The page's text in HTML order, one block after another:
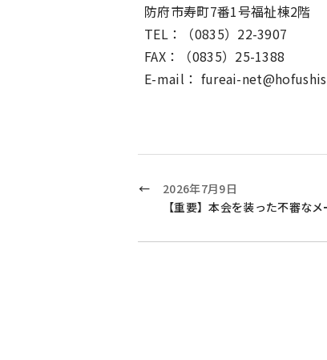
防府市寿町7番1号福祉棟2階
TEL：（0835）22-3907
FAX：（0835）25-1388
E-mail： fureai-
2026年7月9日
【重要】本会を装った不審な